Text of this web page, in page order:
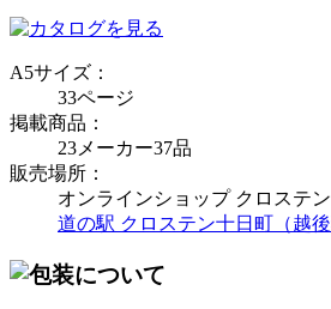
A5サイズ：
33ページ
掲載商品：
23メーカー37品
販売場所：
オンラインショップ クロステ
道の駅 クロステン十日町（越